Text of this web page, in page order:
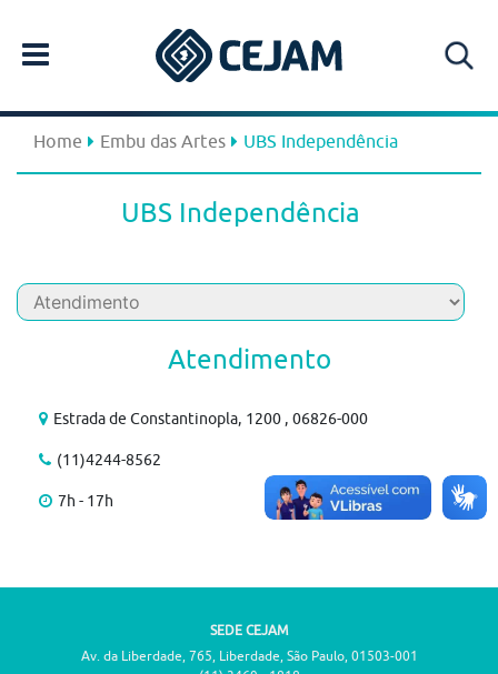
Home Embu das Artes UBS Independência
UBS Independência
Atendimento
Estrada de Constantinopla, 1200 , 06826-000
(11)4244-8562
7h - 17h
SEDE CEJAM
Av. da Liberdade, 765, Liberdade, São Paulo, 01503-001